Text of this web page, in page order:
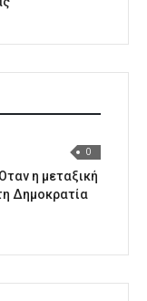
0
η μεταξική
Δημοκρατία